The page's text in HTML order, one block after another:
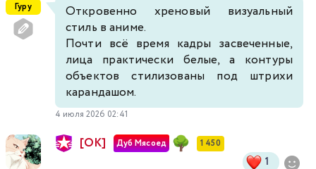
Гуру
Откровенно хреновый визуальный
стиль в аниме.
Почти всё время кадры засвеченные,
лица практически белые, а контуры
объектов стилизованы под штрихи
карандашом.
4 июля 2026 02:41
[ОК] Дуб Мясоед 1 450
1